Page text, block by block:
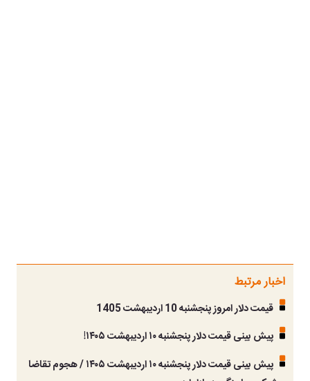
اخبار مرتبط
قیمت دلار امروز پنجشنبه 10 اردیبهشت 1405
پیش بینی قیمت دلار پنجشنبه ۱۰ اردیبهشت ۱۴۰۵!
پیش بینی قیمت دلار پنجشنبه ۱۰ اردیبهشت ۱۴۰۵ / هجوم تقاضا